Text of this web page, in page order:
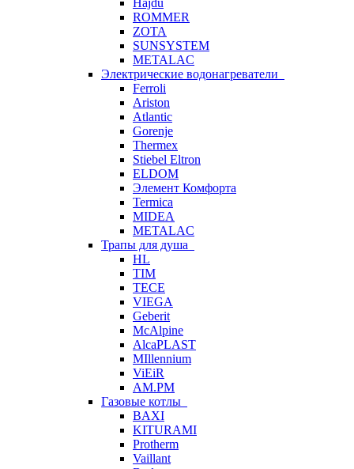
Hajdu
ROMMER
ZOTA
SUNSYSTEM
METALAC
Электрические водонагреватели
Ferroli
Ariston
Atlantic
Gorenje
Thermex
Stiebel Eltron
ELDOM
Элемент Комфорта
Termica
MIDEA
METALAC
Трапы для душа
HL
TIM
TECE
VIEGA
Geberit
McAlpine
AlcaPLAST
MIllennium
ViEiR
AM.PM
Газовые котлы
BAXI
KITURAMI
Protherm
Vaillant